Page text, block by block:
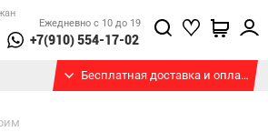
Ежедневно с 10 до 19
+7(910) 554-17-02
Бесплатная доставка и оплата при получении